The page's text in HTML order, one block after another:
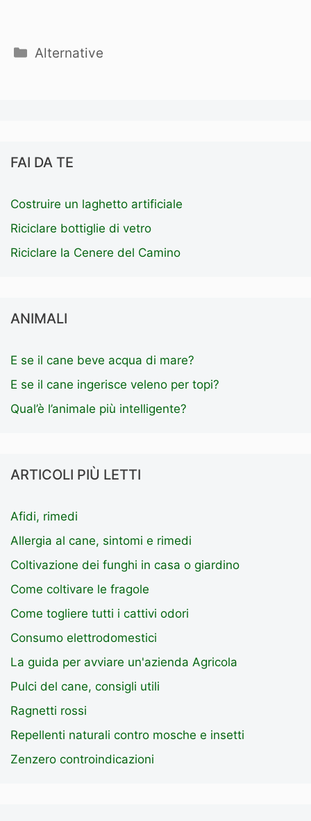
Categorie
Alternative
FAI DA TE
Costruire un laghetto artificiale
Riciclare bottiglie di vetro
Riciclare la Cenere del Camino
ANIMALI
E se il cane beve acqua di mare?
E se il cane ingerisce veleno per topi?
Qual’è l’animale più intelligente?
ARTICOLI PIÙ LETTI
Afidi, rimedi
Allergia al cane, sintomi e rimedi
Coltivazione dei funghi in casa o giardino
Come coltivare le fragole
Come togliere tutti i cattivi odori
Consumo elettrodomestici
La guida per avviare un'azienda Agricola
Pulci del cane, consigli utili
Ragnetti rossi
Repellenti naturali contro mosche e insetti
Zenzero controindicazioni